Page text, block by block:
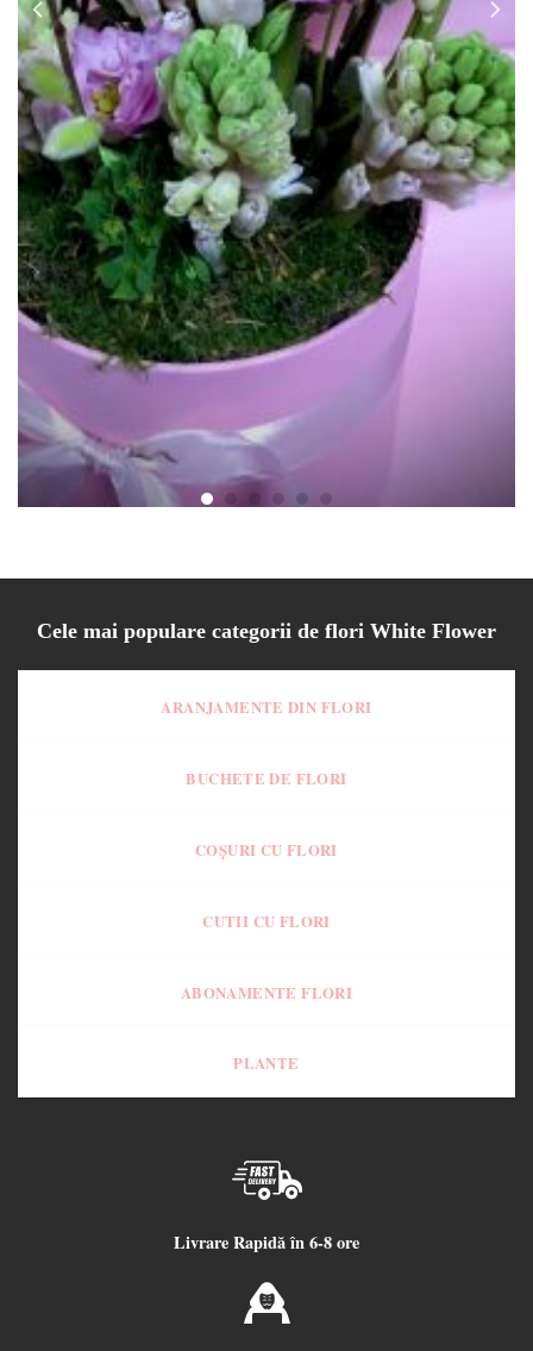
130.00lei
Cele mai populare categorii de flori White Flower
ARANJAMENTE DIN FLORI
BUCHETE DE FLORI
COȘURI CU FLORI
CUTII CU FLORI
ABONAMENTE FLORI
PLANTE
Livrare Rapidă în 6-8 ore